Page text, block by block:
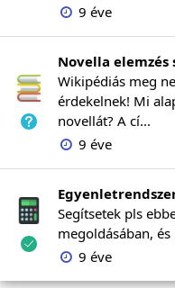
9 éve
Novella elemzés
Wikipédiás meg
érdekelnek! Mi
novellát? A cí...
9 éve
Segítsetek pls
megoldásában, és
9 éve